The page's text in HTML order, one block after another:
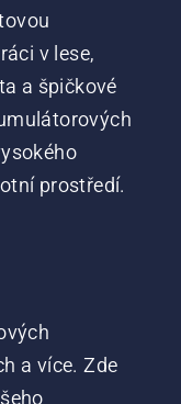
v lese,
a špičkové
prostředí.
a více. Zde